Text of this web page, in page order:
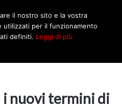
i nuovi termini di
il nostro sito e la vostra
utilizzati per il funzionamento
definiti. Leggi di più